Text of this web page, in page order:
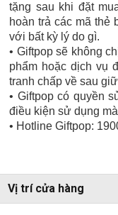
tặng sau khi đặt
hoàn trả các mã thẻ
với bất kỳ lý do gì.
• Giftpop sẽ không
phẩm hoặc dịch vụ
tranh chấp về sau
• Giftpop có quyền
điều kiện sử dụng
• Hotline Giftpop:
Vị trí cửa hàng